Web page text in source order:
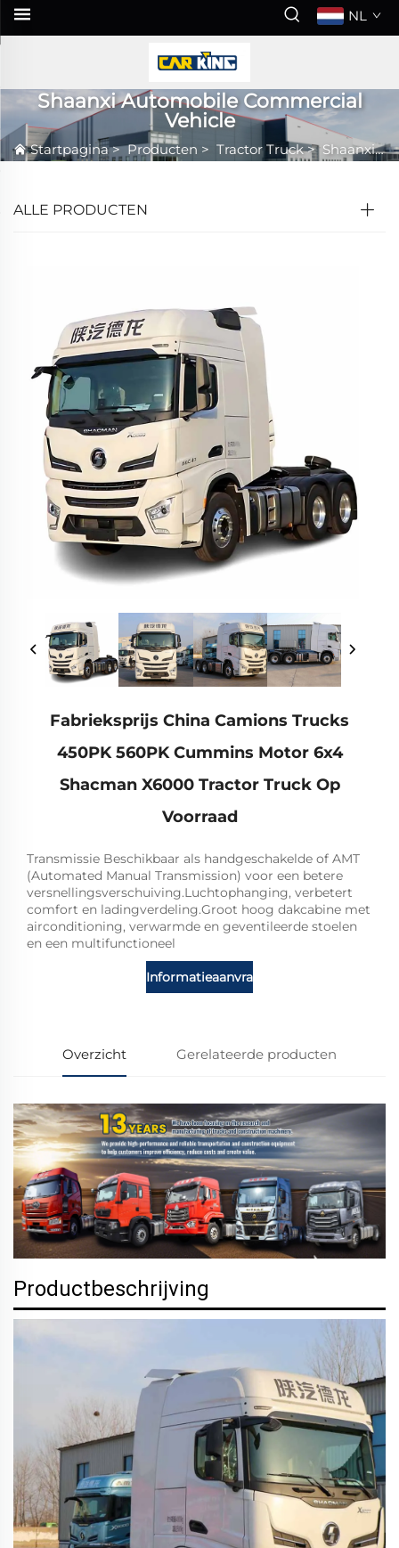
NL
Shaanxi Automobile Commercial
Vehicle
Startpagina>Producten > Tractor Truck>Shaanxi Automobile Commercial Vehicle
ALLE PRODUCTEN
Fabrieksprijs China Camions Trucks
450PK 560PK Cummins Motor 6x4
Shacman X6000 Tractor Truck Op
Voorraad
Transmissie Beschikbaar als handgeschakelde of AMT
(Automated Manual Transmission) voor een betere
versnellingsverschuiving.Luchtophanging, verbetert
comfort en ladingverdeling.Groot hoog dakcabine met
airconditioning, verwarmde en geventileerde stoelen
en een multifunctioneel
Informatieaanvraag
Overzicht Gerelateerde producten
Productbeschrijving